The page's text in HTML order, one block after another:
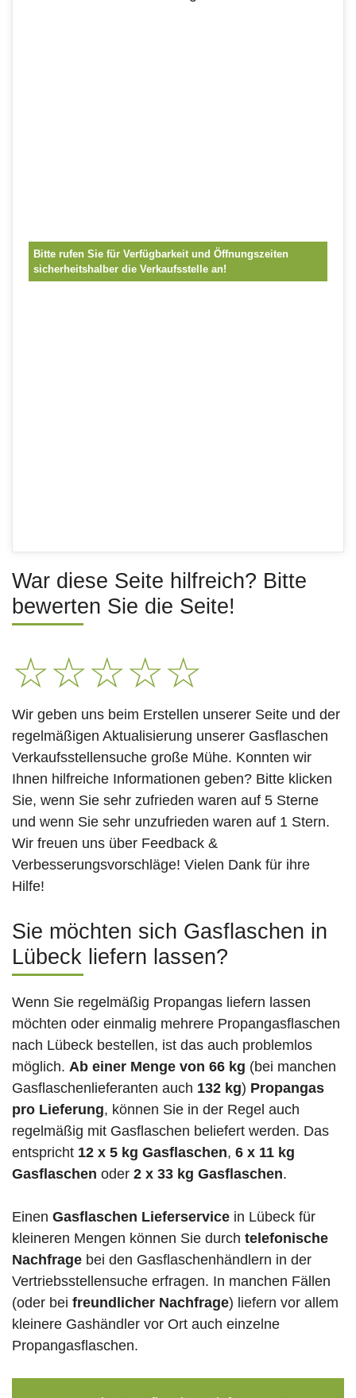
Bitte rufen Sie für Verfügbarkeit und Öffnungszeiten
sicherheitshalber die Verkaufsstelle an!
War diese Seite hilfreich? Bitte
bewerten Sie die Seite!
☆☆☆☆☆
Wir geben uns beim Erstellen unserer Seite und der
regelmäßigen Aktualisierung unserer Gasflaschen
Verkaufsstellensuche große Mühe. Konnten wir
Ihnen hilfreiche Informationen geben? Bitte klicken
Sie, wenn Sie sehr zufrieden waren auf 5 Sterne
und wenn Sie sehr unzufrieden waren auf 1 Stern.
Wir freuen uns über Feedback &
Verbesserungsvorschläge! Vielen Dank für ihre
Hilfe!
Sie möchten sich Gasflaschen in
Lübeck liefern lassen?
Wenn Sie regelmäßig Propangas liefern lassen
möchten oder einmalig mehrere Propangasflaschen
nach Lübeck bestellen, ist das auch problemlos
möglich. Ab einer Menge von 66 kg (bei manchen
Gasflaschenlieferanten auch 132 kg) Propangas
pro Lieferung, können Sie in der Regel auch
regelmäßig mit Gasflaschen beliefert werden. Das
entspricht 12 x 5 kg Gasflaschen, 6 x 11 kg
Gasflaschen oder 2 x 33 kg Gasflaschen.
Einen Gasflaschen Lieferservice in Lübeck für
kleineren Mengen können Sie durch telefonische
Nachfrage bei den Gasflaschenhändlern in der
Vertriebsstellensuche erfragen. In manchen Fällen
(oder bei freundlicher Nachfrage) liefern vor allem
kleinere Gashändler vor Ort auch einzelne
Propangasflaschen.